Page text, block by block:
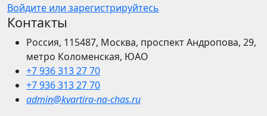
Войдите или зарегистрируйтесь
Контакты
Россия, 115487, Москва, проспект Андропова, 29,
метро Коломенская, ЮАО
+7 936 313 27 70
+7 936 313 27 70
admin@kvartira-na-chas.ru